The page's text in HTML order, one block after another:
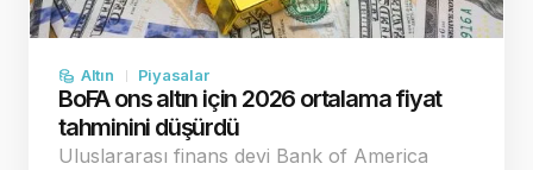
Altın Piyasalar
BoFA ons altın için 2026 ortalama fiyat
tahminini düşürdü
Uluslararası finans devi Bank of America